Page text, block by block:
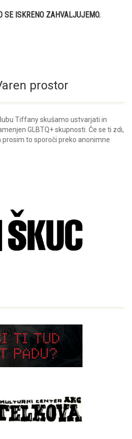
SE ISKRENO ZAHVALJUJEMO.
prostor
Tiffany skušamo ustvarjati in
GLBTQ+ skupnosti. Če se ti zdi,
prosim to sporoči preko anonimne